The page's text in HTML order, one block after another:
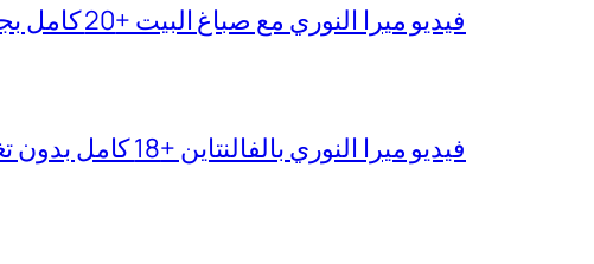
فيديو ميرا النوري مع صباغ البيت +20 كامل بجودة عالية
فيديو ميرا النوري بالفالنتاين +18 كامل بدون تغبيش